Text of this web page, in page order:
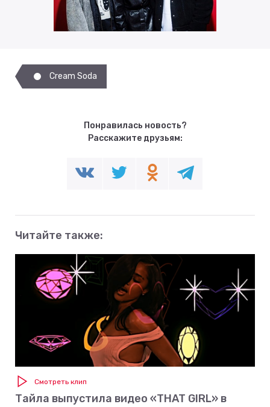
Cream Soda
Понравилась новость?
Расскажите друзьям:
Читайте также:
Смотреть клип
Тайла выпустила видео «THAT GIRL» в